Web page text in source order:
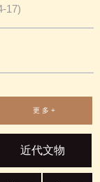
17)
更 多 +
近代文物